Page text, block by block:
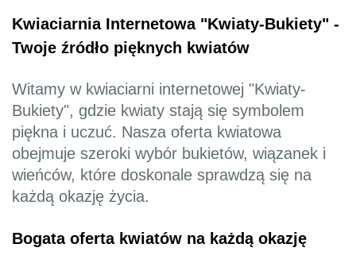
Kwiaciarnia Internetowa "Kwiaty-Bukiety" -
Twoje źródło pięknych kwiatów
Witamy w kwiaciarni internetowej "Kwiaty-
Bukiety", gdzie kwiaty stają się symbolem
piękna i uczuć. Nasza oferta kwiatowa
obejmuje szeroki wybór bukietów, wiązanek i
wieńców, które doskonale sprawdzą się na
każdą okazję życia.
Bogata oferta kwiatów na każdą okazję